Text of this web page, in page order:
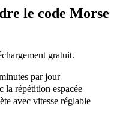
le code Morse
gratuit.
par jour
la répétition espacée
avec vitesse réglable